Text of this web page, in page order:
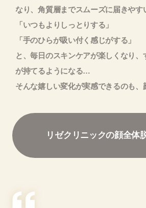
なり、角質層までスムーズに届きやす
「いつもよりしっとりする」
「手のひらが吸い付く感じがする」
と、毎日のスキンケアが楽しくなり
が持てるようになる…
そんな嬉しい変化が実感できるのも、
リゼクリニックの顔全体